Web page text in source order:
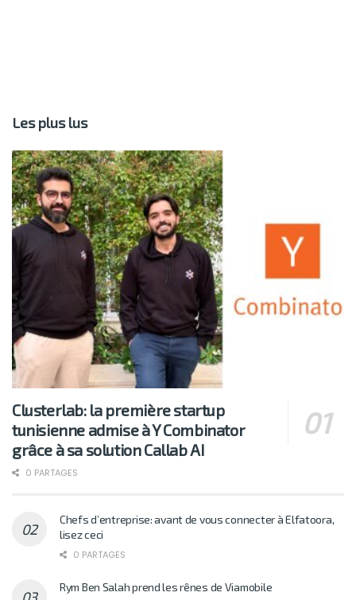
Les plus lus
Clusterlab: la première startup
tunisienne admise à Y Combinator
grâce à sa solution Callab AI
0 PARTAGES
Chefs d’entreprise: avant de vous connecter à Elfatoora,
lisez ceci
0 PARTAGES
Rym Ben Salah prend les rênes de Viamobile